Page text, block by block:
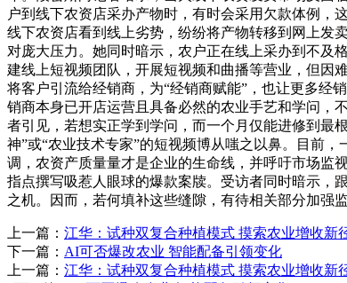
户到线下农资店采办产物时，有时会采用欠款体例，
线下农资店看到线上劣势，纷纷将产物转移到网上发
对庞大压力。她同时暗示，农户正在线上采办到不及
建线上短视频团队，开展短视频和曲播等营业，但因
将客户引流给经销商，为“经销商赋能”，也让更多经
销商本身已开店运营且具备必然的农业手艺和学问，
者引见，若想实正学到学问，而一个月仅能进修到最
神”或“农业技术专家”的短视频博从嗤之以鼻。目前
调，农资产质量量才是企业的生命线，并呼吁市场监
指点撰写吸惹人眼球的爆款案牍。受访者同时暗示，
之机。因而，若何填补这些缝隙，有待相关部分加强
上一篇： 江华：试种双复合种植模式 摸索农业增收新
下一篇： AI可否爆改农业 智能配备引领变化
上一篇： 江华：试种双复合种植模式 摸索农业增收新